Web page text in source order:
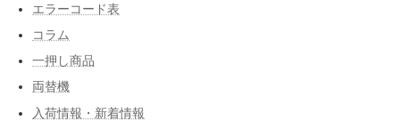
エラーコード表
コラム
一押し商品
両替機
入荷情報・新着情報